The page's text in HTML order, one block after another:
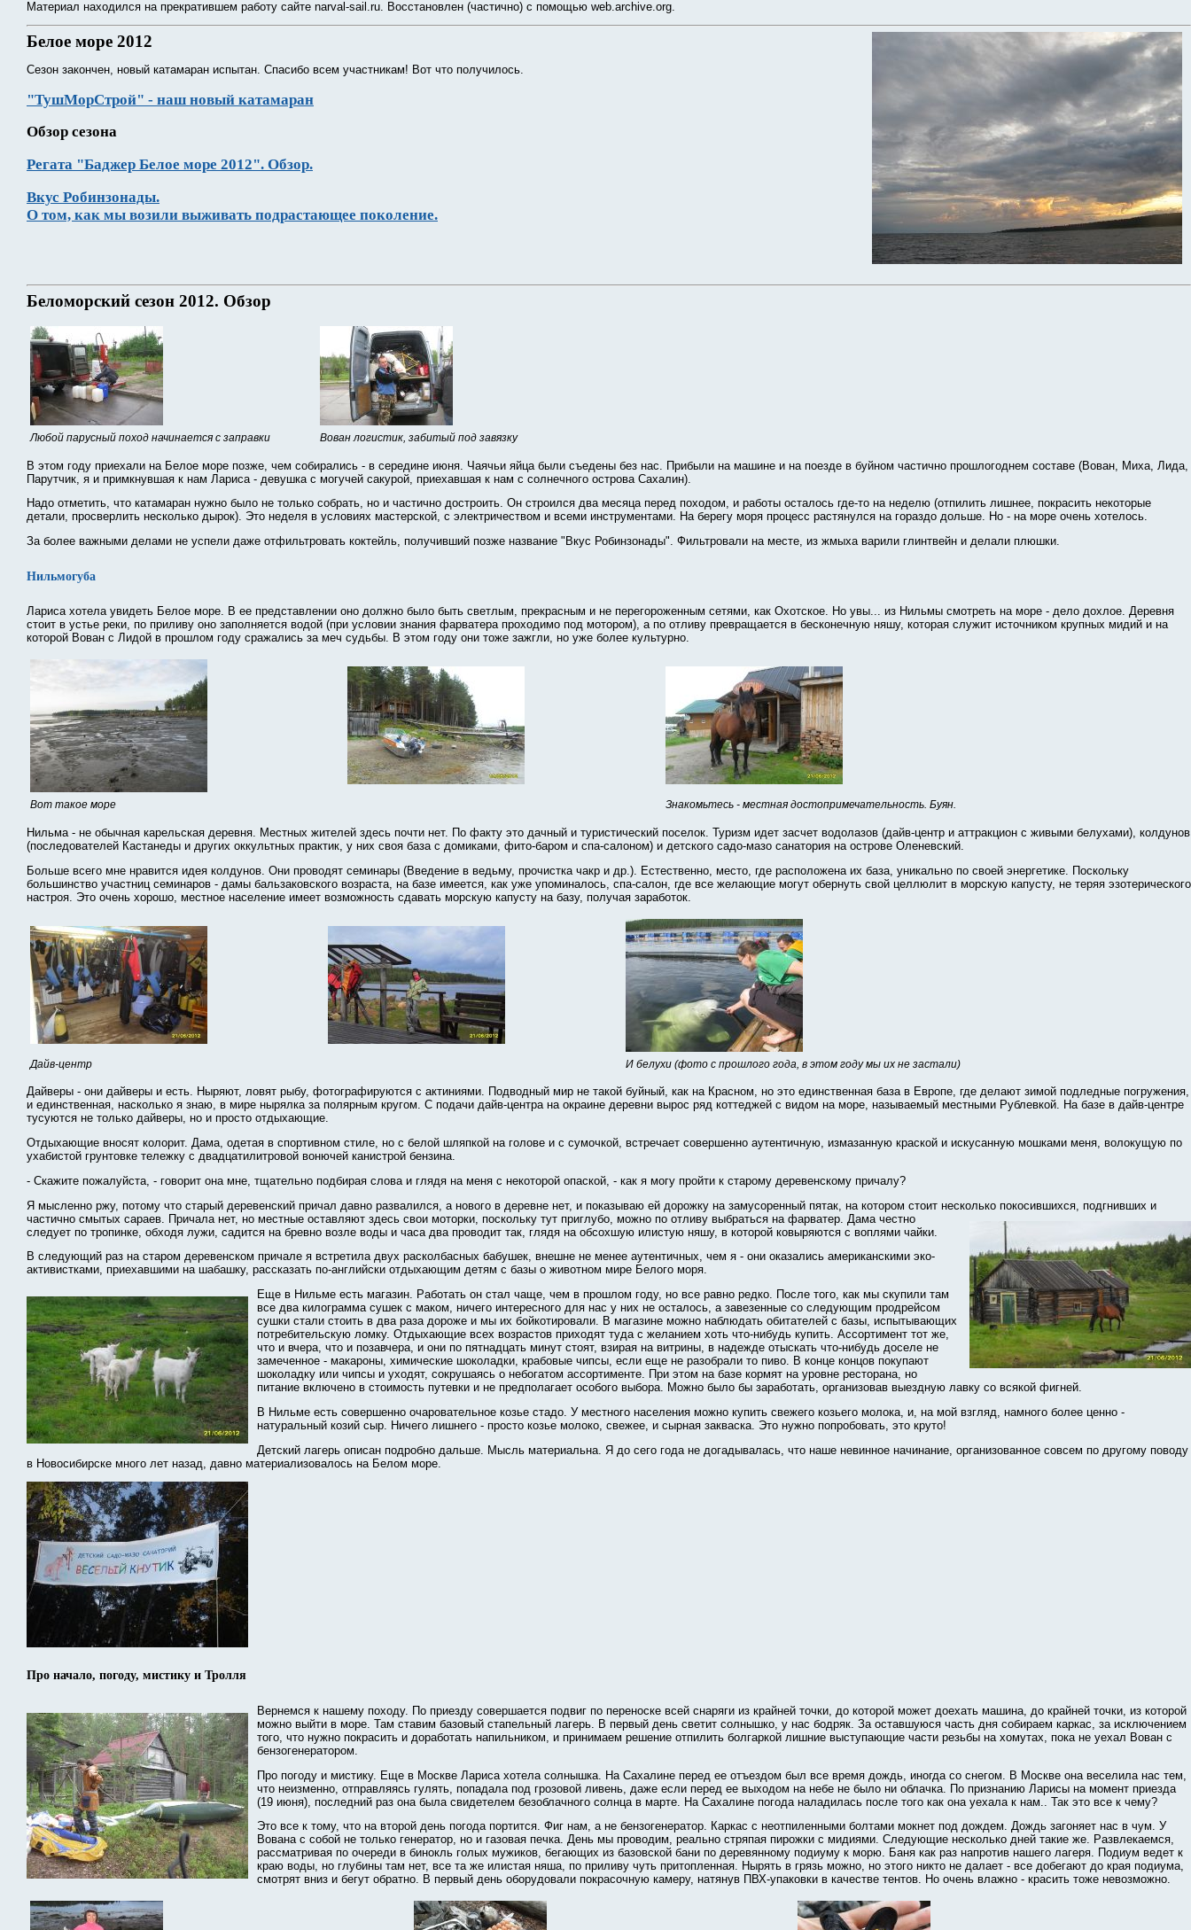
Материал находился на прекратившем работу сайте narval-sail.ru. Восстановлен (частично) с помощью web.archive.org.
Белое море 2012
Сезон закончен, новый катамаран испытан. Спасибо всем участникам! Вот что получилось.
"ТушМорСтрой" - наш новый катамаран
Обзор сезона
Регата "Баджер Белое море 2012". Обзор.
Вкус Робинзонады.
О том, как мы возили выживать подрастающее поколение.
Беломорский сезон 2012. Обзор
Любой парусный поход начинается с заправки Вован логистик, забитый под завязку
В этом году приехали на Белое море позже, чем собирались - в середине июня. Чаячьи яйца были съедены без нас. Прибыли на машине и на поезде в буйном частично прошлогоднем составе (Вован, Миха, Лида,
Парутчик, я и примкнувшая к нам Лариса - девушка с могучей сакурой, приехавшая к нам с солнечного острова Сахалин).
Надо отметить, что катамаран нужно было не только собрать, но и частично достроить. Он строился два месяца перед походом, и работы осталось где-то на неделю (отпилить лишнее, покрасить некоторые
детали, просверлить несколько дырок). Это неделя в условиях мастерской, с электричеством и всеми инструментами. На берегу моря процесс растянулся на гораздо дольше. Но - на море очень хотелось.
За более важными делами не успели даже отфильтровать коктейль, получивший позже название "Вкус Робинзонады". Фильтровали на месте, из жмыха варили глинтвейн и делали плюшки.
Нильмогуба
Лариса хотела увидеть Белое море. В ее представлении оно должно было быть светлым, прекрасным и не перегороженным сетями, как Охотское. Но увы... из Нильмы смотреть на море - дело дохлое. Деревня
стоит в устье реки, по приливу оно заполняется водой (при условии знания фарватера проходимо под мотором), а по отливу превращается в бесконечную няшу, которая служит источником крупных мидий и на
которой Вован с Лидой в прошлом году сражались за меч судьбы. В этом году они тоже зажгли, но уже более культурно.
Вот такое море Знакомьтесь - местная достопримечательность. Буян.
Нильма - не обычная карельская деревня. Местных жителей здесь почти нет. По факту это дачный и туристический поселок. Туризм идет засчет водолазов (дайв-центр и аттракцион с живыми белухами), колдунов
(последователей Кастанеды и других оккультных практик, у них своя база с домиками, фито-баром и спа-салоном) и детского садо-мазо санатория на острове Оленевский.
Больше всего мне нравится идея колдунов. Они проводят семинары (Введение в ведьму, прочистка чакр и др.). Естественно, место, где расположена их база, уникально по своей энергетике. Поскольку
большинство участниц семинаров - дамы бальзаковского возраста, на базе имеется, как уже упоминалось, спа-салон, где все желающие могут обернуть свой целлюлит в морскую капусту, не теряя эзотерического
настроя. Это очень хорошо, местное население имеет возможность сдавать морскую капусту на базу, получая заработок.
Дайв-центр И белухи (фото с прошлого года, в этом году мы их не застали)
Дайверы - они дайверы и есть. Ныряют, ловят рыбу, фотографируются с актиниями. Подводный мир не такой буйный, как на Красном, но это единственная база в Европе, где делают зимой подледные погружения,
и единственная, насколько я знаю, в мире нырялка за полярным кругом. С подачи дайв-центра на окраине деревни вырос ряд коттеджей с видом на море, называемый местными Рублевкой. На базе в дайв-центре
тусуются не только дайверы, но и просто отдыхающие.
Отдыхающие вносят колорит. Дама, одетая в спортивном стиле, но с белой шляпкой на голове и с сумочкой, встречает совершенно аутентичную, измазанную краской и искусанную мошками меня, волокущую по
ухабистой грунтовке тележку с двадцатилитровой вонючей канистрой бензина.
- Скажите пожалуйста, - говорит она мне, тщательно подбирая слова и глядя на меня с некоторой опаской, - как я могу пройти к старому деревенскому причалу?
Я мысленно ржу, потому что старый деревенский причал давно развалился, а нового в деревне нет, и показываю ей дорожку на замусоренный пятак, на котором стоит несколько покосившихся, подгнивших и
частично смытых сараев. Причала нет, но местные оставляют здесь свои моторки, поскольку тут приглубо, можно по отливу выбраться на фарватер. Дама честно
следует по тропинке, обходя лужи, садится на бревно возле воды и часа два проводит так, глядя на обсохшую илистую няшу, в которой ковыряются с воплями чайки.
В следующий раз на старом деревенском причале я встретила двух расколбасных бабушек, внешне не менее аутентичных, чем я - они оказались американскими эко-
активистками, приехавшими на шабашку, рассказать по-английски отдыхающим детям с базы о животном мире Белого моря.
Еще в Нильме есть магазин. Работать он стал чаще, чем в прошлом году, но все равно редко. После того, как мы скупили там
все два килограмма сушек с маком, ничего интересного для нас у них не осталось, а завезенные со следующим продрейсом
сушки стали стоить в два раза дороже и мы их бойкотировали. В магазине можно наблюдать обитателей с базы, испытывающих
потребительскую ломку. Отдыхающие всех возрастов приходят туда с желанием хоть что-нибудь купить. Ассортимент тот же,
что и вчера, что и позавчера, и они по пятнадцать минут стоят, взирая на витрины, в надежде отыскать что-нибудь доселе не
замеченное - макароны, химические шоколадки, крабовые чипсы, если еще не разобрали то пиво. В конце концов покупают
шоколадку или чипсы и уходят, сокрушаясь о небогатом ассортименте. При этом на базе кормят на уровне ресторана, но
питание включено в стоимость путевки и не предполагает особого выбора. Можно было бы заработать, организовав выездную лавку со всякой фигней.
В Нильме есть совершенно очаровательное козье стадо. У местного населения можно купить свежего козьего молока, и, на мой взгляд, намного более ценно -
натуральный козий сыр. Ничего лишнего - просто козье молоко, свежее, и сырная закваска. Это нужно попробовать, это круто!
Детский лагерь описан подробно дальше. Мысль материальна. Я до сего года не догадывалась, что наше невинное начинание, организованное совсем по другому поводу
в Новосибирске много лет назад, давно материализовалось на Белом море.
Про начало, погоду, мистику и Тролля
Вернемся к нашему походу. По приезду совершается подвиг по переноске всей снаряги из крайней точки, до которой может доехать машина, до крайней точки, из которой
можно выйти в море. Там ставим базовый стапельный лагерь. В первый день светит солнышко, у нас бодряк. За оставшуюся часть дня собираем каркас, за исключением
того, что нужно покрасить и доработать напильником, и принимаем решение отпилить болгаркой лишние выступающие части резьбы на хомутах, пока не уехал Вован с
бензогенератором.
Про погоду и мистику. Еще в Москве Лариса хотела солнышка. На Сахалине перед ее отъездом был все время дождь, иногда со снегом. В Москве она веселила нас тем,
что неизменно, отправляясь гулять, попадала под грозовой ливень, даже если перед ее выходом на небе не было ни облачка. По признанию Ларисы на момент приезда
(19 июня), последний раз она была свидетелем безоблачного солнца в марте. На Сахалине погода наладилась после того как она уехала к нам.. Так это все к чему?
Это все к тому, что на второй день погода портится. Фиг нам, а не бензогенератор. Каркас с неотпиленными болтами мокнет под дождем. Дождь загоняет нас в чум. У
Вована с собой не только генератор, но и газовая печка. День мы проводим, реально стряпая пирожки с мидиями. Следующие несколько дней такие же. Развлекаемся,
рассматривая по очереди в бинокль голых мужиков, бегающих из базовской бани по деревянному подиуму к морю. Баня как раз напротив нашего лагеря. Подиум ведет к
краю воды, но глубины там нет, все та же илистая няша, по приливу чуть притопленная. Нырять в грязь можно, но этого никто не далает - все добегают до края подиума,
смотрят вниз и бегут обратно. В первый день оборудовали покрасочную камеру, натянув ПВХ-упаковки в качестве тентов. Но очень влажно - красить тоже невозможно.